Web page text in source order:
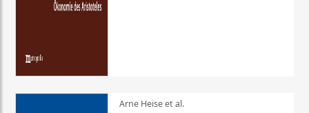
Arne Heise et al.